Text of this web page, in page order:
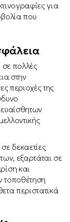
για
που
σε πολλές
στην
περιοχές της
δεκαετίες
εξαρτάται σε
και
τοποθέτηση
περιστατικά